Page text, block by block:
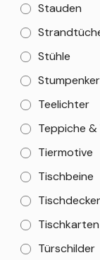
Stauden
Stühle
Teelichter
Teppiche
Tiermotive
Tischbeine
Tischkarten
Türschilder